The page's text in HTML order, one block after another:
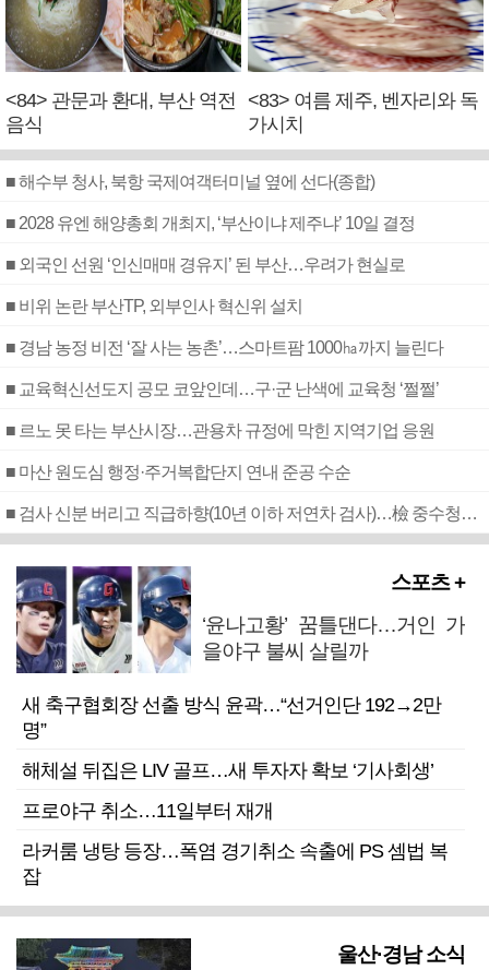
<84> 관문과 환대, 부산 역전
음식
<83> 여름 제주, 벤자리와 독
가시치
■ 해수부 청사, 북항 국제여객터미널 옆에 선다(종합)
■ 2028 유엔 해양총회 개최지, ‘부산이냐 제주냐’ 10일 결정
■ 외국인 선원 ‘인신매매 경유지’ 된 부산…우려가 현실로
■ 비위 논란 부산TP, 외부인사 혁신위 설치
■ 경남 농정 비전 ‘잘 사는 농촌’…스마트팜 1000㏊까지 늘린다
■ 교육혁신선도지 공모 코앞인데…구·군 난색에 교육청 ‘쩔쩔’
■ 르노 못 타는 부산시장…관용차 규정에 막힌 지역기업 응원
■ 마산 원도심 행정·주거복합단지 연내 준공 수순
■ 검사 신분 버리고 직급하향(10년 이하 저연차 검사)…檢 중수청행 기피
스포츠 +
‘윤나고황’ 꿈틀댄다…거인 가
을야구 불씨 살릴까
새 축구협회장 선출 방식 윤곽…“선거인단 192→2만
명”
해체설 뒤집은 LIV 골프…새 투자자 확보 ‘기사회생’
프로야구 취소…11일부터 재개
라커룸 냉탕 등장…폭염 경기취소 속출에 PS 셈법 복
잡
울산·경남 소식